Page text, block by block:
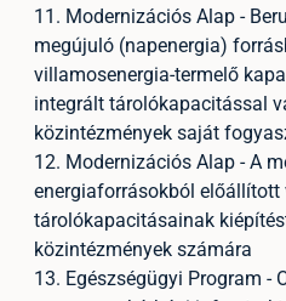
11. Modernizációs Alap -
megújuló (napenergia)
villamosenergia-termelő
integrált tárolókapacitással
közintézmények saját
12. Modernizációs Alap - A
energiaforrásokból előállított
tárolókapacitásainak
közintézmények számára
13. Egészségügyi Program -